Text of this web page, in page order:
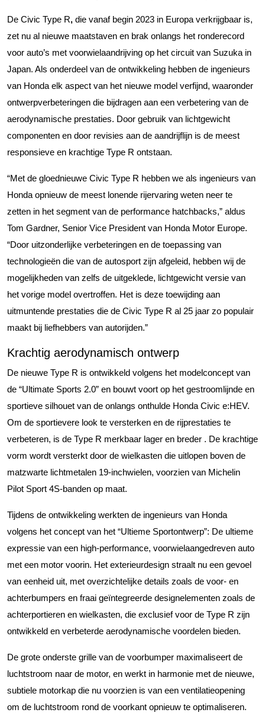
De Civic Type R, die vanaf begin 2023 in Europa verkrijgbaar is,
zet nu al nieuwe maatstaven en brak onlangs het ronderecord
voor auto’s met voorwielaandrijving op het circuit van Suzuka in
Japan. Als onderdeel van de ontwikkeling hebben de ingenieurs
van Honda elk aspect van het nieuwe model verfijnd, waaronder
ontwerpverbeteringen die bijdragen aan een verbetering van de
aerodynamische prestaties. Door gebruik van lichtgewicht
componenten en door revisies aan de aandrijflijn is de meest
responsieve en krachtige Type R ontstaan.
“Met de gloednieuwe Civic Type R hebben we als ingenieurs van
Honda opnieuw de meest lonende rijervaring weten neer te
zetten in het segment van de performance hatchbacks,” aldus
Tom Gardner, Senior Vice President van Honda Motor Europe.
“Door uitzonderlijke verbeteringen en de toepassing van
technologieën die van de autosport zijn afgeleid, hebben wij de
mogelijkheden van zelfs de uitgeklede, lichtgewicht versie van
het vorige model overtroffen. Het is deze toewijding aan
uitmuntende prestaties die de Civic Type R al 25 jaar zo populair
maakt bij liefhebbers van autorijden.”
Krachtig aerodynamisch ontwerp
De nieuwe Type R is ontwikkeld volgens het modelconcept van
de “Ultimate Sports 2.0” en bouwt voort op het gestroomlijnde en
sportieve silhouet van de onlangs onthulde Honda Civic e:HEV.
Om de sportievere look te versterken en de rijprestaties te
verbeteren, is de Type R merkbaar lager en breder . De krachtige
vorm wordt versterkt door de wielkasten die uitlopen boven de
matzwarte lichtmetalen 19-inchwielen, voorzien van Michelin
Pilot Sport 4S-banden op maat.
Tijdens de ontwikkeling werkten de ingenieurs van Honda
volgens het concept van het “Ultieme Sportontwerp”: De ultieme
expressie van een high-performance, voorwielaangedreven auto
met een motor voorin. Het exterieurdesign straalt nu een gevoel
van eenheid uit, met overzichtelijke details zoals de voor- en
achterbumpers en fraai geïntegreerde designelementen zoals de
achterportieren en wielkasten, die exclusief voor de Type R zijn
ontwikkeld en verbeterde aerodynamische voordelen bieden.
De grote onderste grille van de voorbumper maximaliseert de
luchtstroom naar de motor, en werkt in harmonie met de nieuwe,
subtiele motorkap die nu voorzien is van een ventilatieopening
om de luchtstroom rond de voorkant opnieuw te optimaliseren.